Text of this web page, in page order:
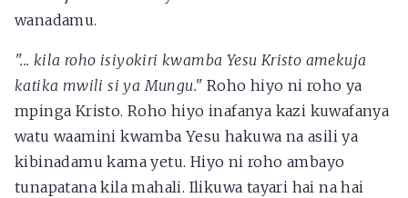
wanadamu.
"... kila roho isiyokiri kwamba Yesu Kristo amekuja
katika mwili si ya Mungu." Roho hiyo ni roho ya
mpinga Kristo. Roho hiyo inafanya kazi kuwafanya
watu waamini kwamba Yesu hakuwa na asili ya
kibinadamu kama yetu. Hiyo ni roho ambayo
tunapatana kila mahali. Ilikuwa tayari hai na hai